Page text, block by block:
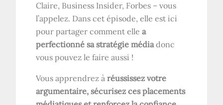
Claire, Business Insider, Forbes – vous
l’appelez. Dans cet épisode, elle est ici
pour partager comment ellea
perfectionné sa stratégie médiadonc
vous pouvez le faire aussi !
Vous apprendrez àréussissez votre
argumentaire, sécurisez ces placements